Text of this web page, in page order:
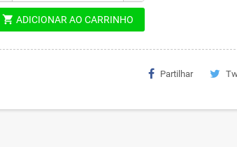
shopping_cart ADICIONAR AO CARRINHO
Partilhar